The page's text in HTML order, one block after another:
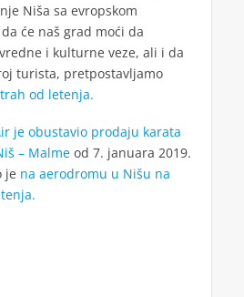
Niša sa evropskom
će naš grad moći da
i kulturne veze, ali i da
turista, pretpostavljamo
od letenja.
je obustavio prodaju karata
– Malmeod 7. januara 2019.
je na aerodromu u Nišu na